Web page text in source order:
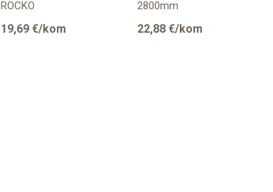
ROCKO
2800mm
19,69 €/kom
2800mm
22,88 €/kom